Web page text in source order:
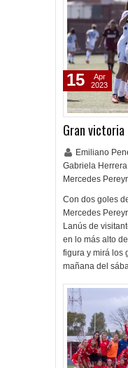
Gran victoria
Emiliano
Gabriela Herrera
Mercedes
Con dos goles
Mercedes
Lanús de
en lo más alto
figura y mirá los
mañana del
15
Apr
2023